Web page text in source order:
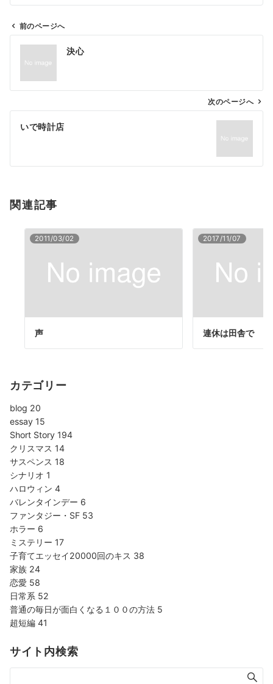
ン
前のページへ
決心
次のページへ
いで時計店
関連記事
2011/03/02
声
2017/11/07
連休は田舎で
カテゴリー
blog 20
essay 15
Short Story 194
クリスマス 14
サスペンス 18
シナリオ 1
ハロウィン 4
バレンタインデー 6
ファンタジー・SF 53
ホラー 6
ミステリー 17
子育てエッセイ20000回のキス 38
家族 24
恋愛 58
日常系 52
普通の毎日が面白くなる１００の方法 5
超短編 41
サイト内検索